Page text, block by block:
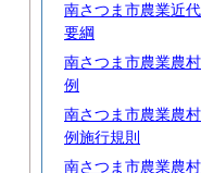
南さつま市農業近
要綱
南さつま市農業農
例
南さつま市農業農
例施行規則
南さつま市農業農